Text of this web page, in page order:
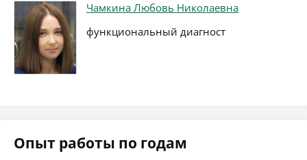
Чамкина Любовь Николаевна
функциональный диагност
Опыт работы по годам